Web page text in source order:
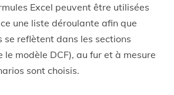
Excel peuvent être utilisées
une liste déroulante afin que
reflètent dans les sections
le modèle DCF), au fur et à mesure
sont choisis.